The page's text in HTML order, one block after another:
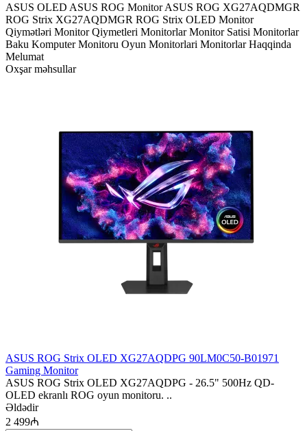
ASUS OLED ASUS ROG Monitor ASUS ROG XG27AQDMGR
ROG Strix XG27AQDMGR ROG Strix OLED Monitor
Qiymətləri Monitor Qiymetleri Monitorlar Monitor Satisi Monitorlar
Baku Komputer Monitoru Oyun Monitorlari Monitorlar Haqqinda
Melumat
Oxşar məhsullar
ASUS ROG Strix OLED XG27AQDPG 90LM0C50-B01971
Gaming Monitor
ASUS ROG Strix OLED XG27AQDPG - 26.5" 500Hz QD-
OLED ekranlı ROG oyun monitoru. ..
Əldədir
2 499₼